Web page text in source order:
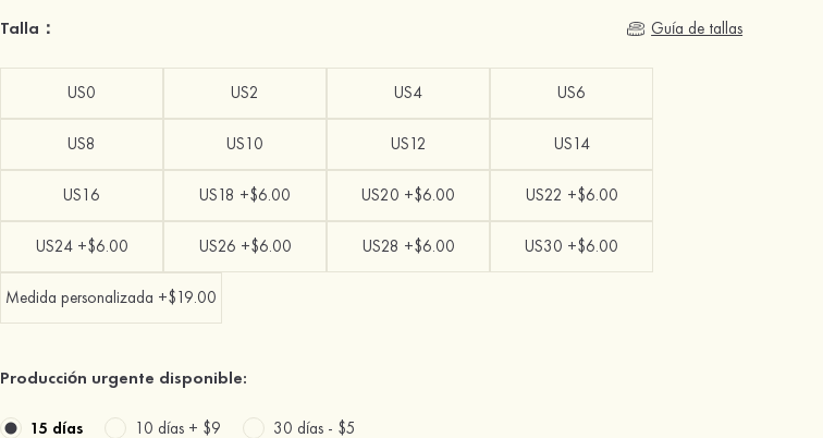
Talla： Guía de tallas
US0 US2 US4 US6
US8 US10 US12 US14
US16 US18 +$6.00 US20 +$6.00 US22 +$6.00
US24 +$6.00 US26 +$6.00 US28 +$6.00 US30 +$6.00
Medida personalizada +$19.00
Producción urgente disponible:
15 días 10 días + $9 30 días - $5